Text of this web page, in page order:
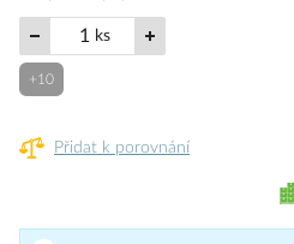
ks
+10
Přidat k porovnání